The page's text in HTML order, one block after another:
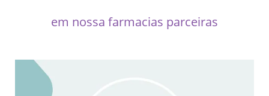
em nossa farmacias parceiras